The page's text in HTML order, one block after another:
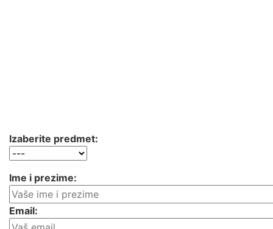
Izaberite predmet:
Ime i prezime:
Email: